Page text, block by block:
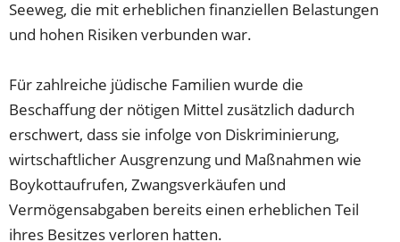
Seeweg, die mit erheblichen finanziellen Belastungen
und hohen Risiken verbunden war.
Für zahlreiche jüdische Familien wurde die
Beschaffung der nötigen Mittel zusätzlich dadurch
erschwert, dass sie infolge von Diskriminierung,
wirtschaftlicher Ausgrenzung und Maßnahmen wie
Boykottaufrufen, Zwangsverkäufen und
Vermögensabgaben bereits einen erheblichen Teil
ihres Besitzes verloren hatten.